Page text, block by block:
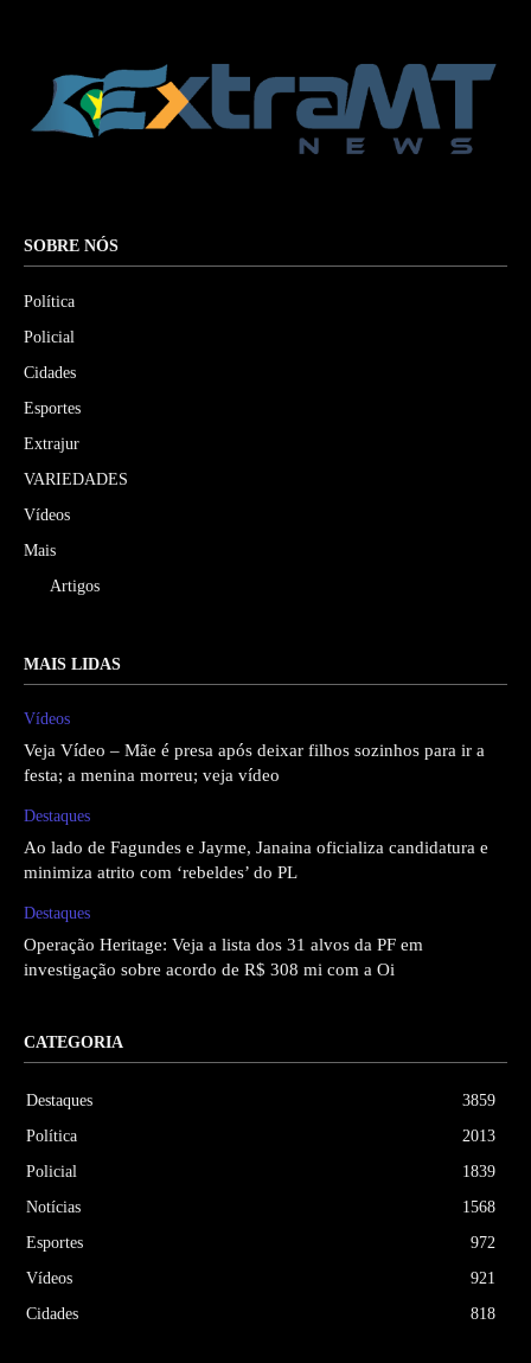
SOBRE NÓS
Política
Policial
Cidades
Esportes
Extrajur
VARIEDADES
Vídeos
Mais
Artigos
MAIS LIDAS
Vídeos
Veja Vídeo – Mãe é presa após deixar filhos sozinhos para ir a
festa; a menina morreu; veja vídeo
Destaques
Ao lado de Fagundes e Jayme, Janaina oficializa candidatura e
minimiza atrito com ‘rebeldes’ do PL
Destaques
Operação Heritage: Veja a lista dos 31 alvos da PF em
investigação sobre acordo de R$ 308 mi com a Oi
CATEGORIA
Destaques
3859
Política
2013
Policial
1839
Notícias
1568
Esportes
972
Vídeos
921
Cidades
818